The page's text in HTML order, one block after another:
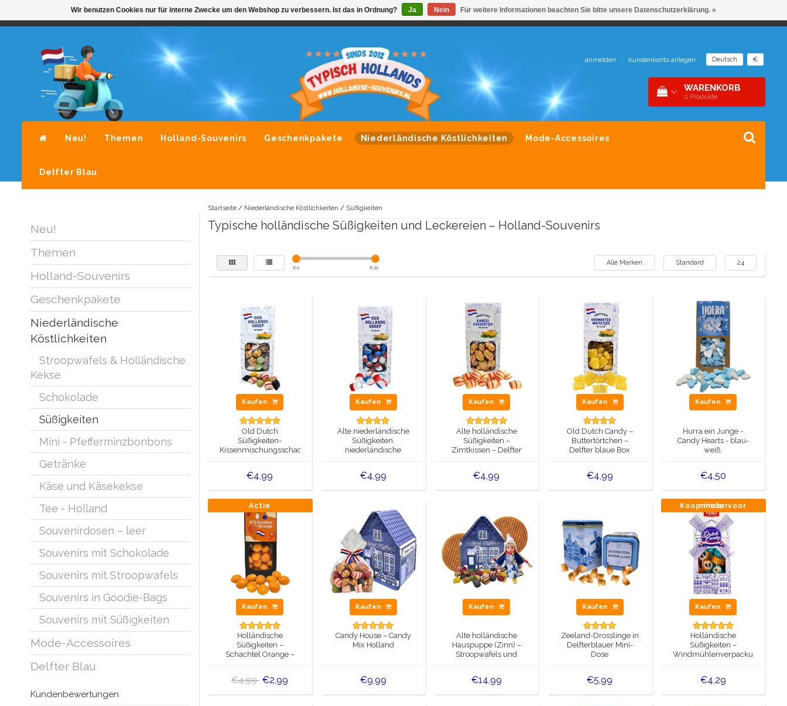
STANDAARD LEVERING DOOR POST-NL AVONDLEVERING MOGELIJK ALLE MERKEN SOUVENIRS ONDER 1 DAK SNEL CONTACT 0229-745390
anmelden Kundenkonto anlegen Deutsch €
WARENKORB
0 Produkte
Neu! Themen Holland-Souvenirs Geschenkpakete Niederländische Köstlichkeiten Mode-Accessoires
Delfter Blau
Neu!
Themen
Holland-Souvenirs
Geschenkpakete
Niederländische
Köstlichkeiten
Stroopwafels & Holländische
Kekse
Schokolade
Süßigkeiten
Mini - Pfefferminzbonbons
Getränke
Käse und Käsekekse
Tee - Holland
Souvenirdosen – leer
Souvenirs mit Schokolade
Souvenirs mit Stroopwafels
Souvenirs in Goodie-Bags
Souvenirs mit Süßigkeiten
Mode-Accessoires
Delfter Blau
Kundenbewertungen
Startseite/ Niederländische Köstlichkeiten / Süßigkeiten
Typische holländische Süßigkeiten und Leckereien – Holland-Souvenirs
€0 €20
Alle Marken Standard 24
Kaufen
Old Dutch
Süßigkeiten-
Kissenmischungsschachtel
€4,99
Kaufen
Alte niederländische
Süßigkeiten,
niederländische
(modern)
€4,99
Kaufen
Alte holländische
Süßigkeiten –
Zimtkissen – Delfter
€4,99
Kaufen
Old Dutch Candy –
Buttertörtchen –
Delfter blaue Box
€4,99
Kaufen
Hurra ein Junge -
Candy Hearts - blau-
weiß.
€4,50
Actie
Kaufen
Holländische
Süßigkeiten –
Schachtel Orange –
€4,99 €2,99
Kaufen
Candy House – Candy
Mix Holland
€9,99
Kaufen
Alte holländische
Hauspuppe (Zinn) –
Stroopwafels und
€14,99
Kaufen
Zeeland-Drosslinge in
Delfterblauer Mini-
Dose
€5,99
Koop meer voor minder
Kaufen
Holländische
Süßigkeiten –
Windmühlenverpackung
€4,29
Wir benutzen Cookies nur für interne Zwecke um den Webshop zu verbessern. Ist das in Ordnung? Ja Nein Für weitere Informationen beachten Sie bitte unsere Datenschutzerklärung. »